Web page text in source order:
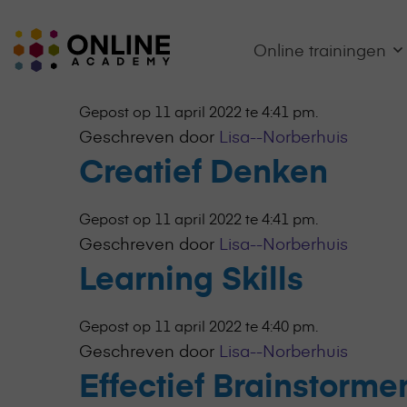
Online
Academy
online
leerplatform
voor
Logo
Online trainingen
Growth Mindset
Gepost op 11 april 2022 te 4:41 pm.
Geschreven door Lisa--Norberhuis
Creatief Denken
Gepost op 11 april 2022 te 4:41 pm.
Geschreven door Lisa--Norberhuis
Learning Skills
Gepost op 11 april 2022 te 4:40 pm.
Geschreven door Lisa--Norberhuis
Effectief